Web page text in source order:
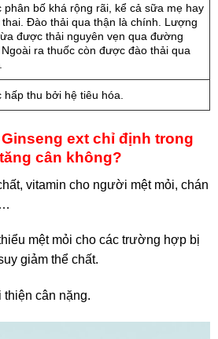
bố khá rộng rãi, kể cả sữa mẹ hay
thai. Đào thải qua thận là chính. Lượng
được thải nguyên vẹn qua đường
ra thuốc còn được đào thải qua
thu bởi hệ tiêu hóa.
ext chỉ định trong
cân không?
vitamin cho người mệt mỏi, chán
mệt mỏi cho các trường hợp bị
giảm thể chất.
thiện cân nặng.